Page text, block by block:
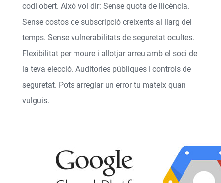
codi obert. Això vol dir: Sense quota de llicència.
Sense costos de subscripció creixents al llarg del
temps. Sense vulnerabilitats de seguretat ocultes.
Flexibilitat per moure i allotjar arreu amb el soci de
la teva elecció. Auditories públiques i controls de
seguretat. Pots arreglar un error tu mateix quan
vulguis.